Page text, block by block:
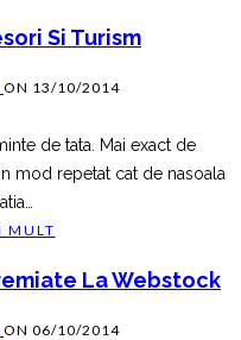
Si Turism
ON 13/10/2014
de tata. Mai exact de
mod repetat cat de nasoala
MULT
La Webstock
ON 06/10/2014